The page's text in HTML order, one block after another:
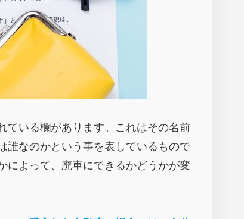
ている欄があります。これはその名前
誰なのかという事を表しているもので
によって、廃車にできるかどうかが変